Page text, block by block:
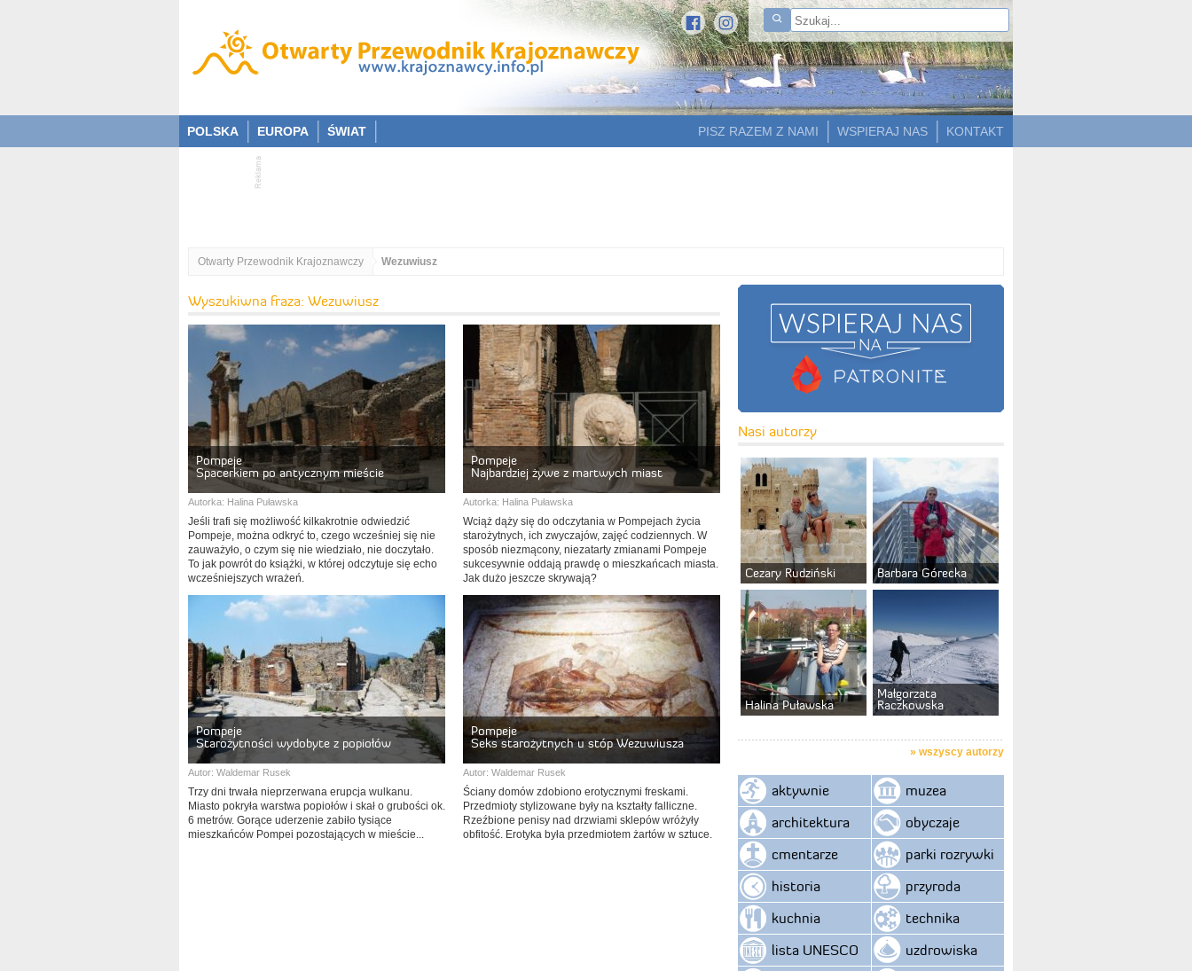
POLSKA EUROPA ŚWIAT KONTAKT
WSPIERAJ NAS
PISZ RAZEM Z NAMI
Otwarty Przewodnik Krajoznawczy Wezuwiusz
Wyszukiwna fraza: Wezuwiusz
Pompeje
Spacerkiem po antycznym mieście
Autorka: Halina Puławska
Jeśli trafi się możliwość kilkakrotnie odwiedzić
Pompeje, można odkryć to, czego wcześniej się nie
zauważyło, o czym się nie wiedziało, nie doczytało.
To jak powrót do książki, w której odczytuje się echo
wcześniejszych wrażeń.
Pompeje
Najbardziej żywe z martwych miast
Autorka: Halina Puławska
Wciąż dąży się do odczytania w Pompejach życia
starożytnych, ich zwyczajów, zajęć codziennych. W
sposób niezmącony, niezatarty zmianami Pompeje
sukcesywnie oddają prawdę o mieszkańcach miasta.
Jak dużo jeszcze skrywają?
Pompeje
Starożytności wydobyte z popiołów
Autor: Waldemar Rusek
Trzy dni trwała nieprzerwana erupcja wulkanu.
Miasto pokryła warstwa popiołów i skał o grubości ok.
6 metrów. Gorące uderzenie zabiło tysiące
mieszkańców Pompei pozostających w mieście...
Pompeje
Seks starożytnych u stóp Wezuwiusza
Autor: Waldemar Rusek
Ściany domów zdobiono erotycznymi freskami.
Przedmioty stylizowane były na kształty falliczne.
Rzeźbione penisy nad drzwiami sklepów wróżyły
obfitość. Erotyka była przedmiotem żartów w sztuce.
Nasi autorzy
Cezary Rudziński Barbara Górecka
Halina Puławska
Małgorzata
Raczkowska
» wszyscy autorzy
aktywnie
architektura
cmentarze
historia
kuchnia
lista UNESCO
muzea
obyczaje
parki rozrywki
przyroda
technika
uzdrowiska